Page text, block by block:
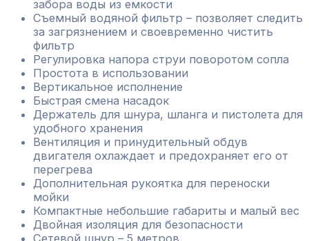
забора воды из емкости
Съемный водяной фильтр – позволяет следить
за загрязнением и своевременно чистить
фильтр
Регулировка напора струи поворотом сопла
Простота в использовании
Вертикальное исполнение
Быстрая смена насадок
Держатель для шнура, шланга и пистолета для
удобного хранения
Вентиляция и принудительный обдув
двигателя охлаждает и предохраняет его от
перегрева
Дополнительная рукоятка для переноски
мойки
Компактные небольшие габариты и малый вес
Двойная изоляция для безопасности
Сетевой шнур – 5 метров